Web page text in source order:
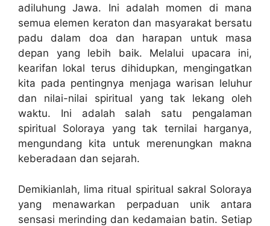
adiluhung Jawa. Ini adalah momen di mana
semua elemen keraton dan masyarakat bersatu
padu dalam doa dan harapan untuk masa
depan yang lebih baik. Melalui upacara ini,
kearifan lokal terus dihidupkan, mengingatkan
kita pada pentingnya menjaga warisan leluhur
dan nilai-nilai spiritual yang tak lekang oleh
waktu. Ini adalah salah satu pengalaman
spiritual Soloraya yang tak ternilai harganya,
mengundang kita untuk merenungkan makna
keberadaan dan sejarah.
Demikianlah, lima ritual spiritual sakral Soloraya
yang menawarkan perpaduan unik antara
sensasi merinding dan kedamaian batin. Setiap